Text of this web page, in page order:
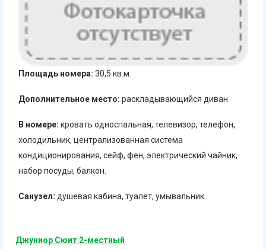
Площадь номера: 30,5 кв.м.
Дополнительное место: раскладывающийся диван.
В номере: кровать односпальная, телевизор, телефон,
холодильник, централизованная система
кондиционирования, сейф, фен, электрический чайник,
набор посуды, балкон.
Санузел: душевая кабина, туалет, умывальник.
Джуниор Сюит 2-местный